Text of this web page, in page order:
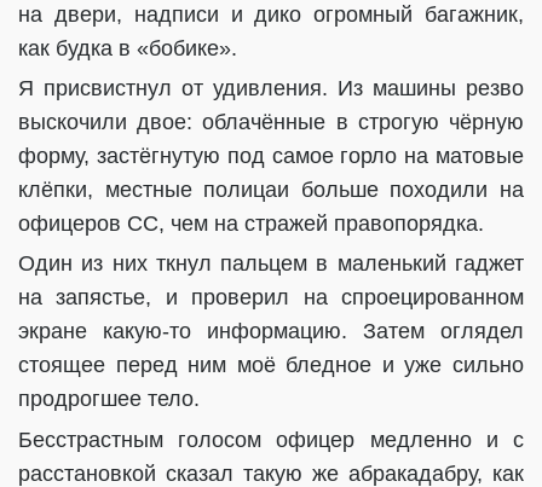
на двери, надписи и дико огромный багажник,
как будка в «бобике».
Я присвистнул от удивления. Из машины резво
выскочили двое: облачённые в строгую чёрную
форму, застёгнутую под самое горло на матовые
клёпки, местные полицаи больше походили на
офицеров СС, чем на стражей правопорядка.
Один из них ткнул пальцем в маленький гаджет
на запястье, и проверил на спроецированном
экране какую-то информацию. Затем оглядел
стоящее перед ним моё бледное и уже сильно
продрогшее тело.
Бесстрастным голосом офицер медленно и с
расстановкой сказал такую же абракадабру, как